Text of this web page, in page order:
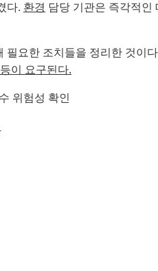
다. 환경 담당 기관은 즉각적인
필요한 조치들을 정리한 것이
이 요구된다.
위험성 확인